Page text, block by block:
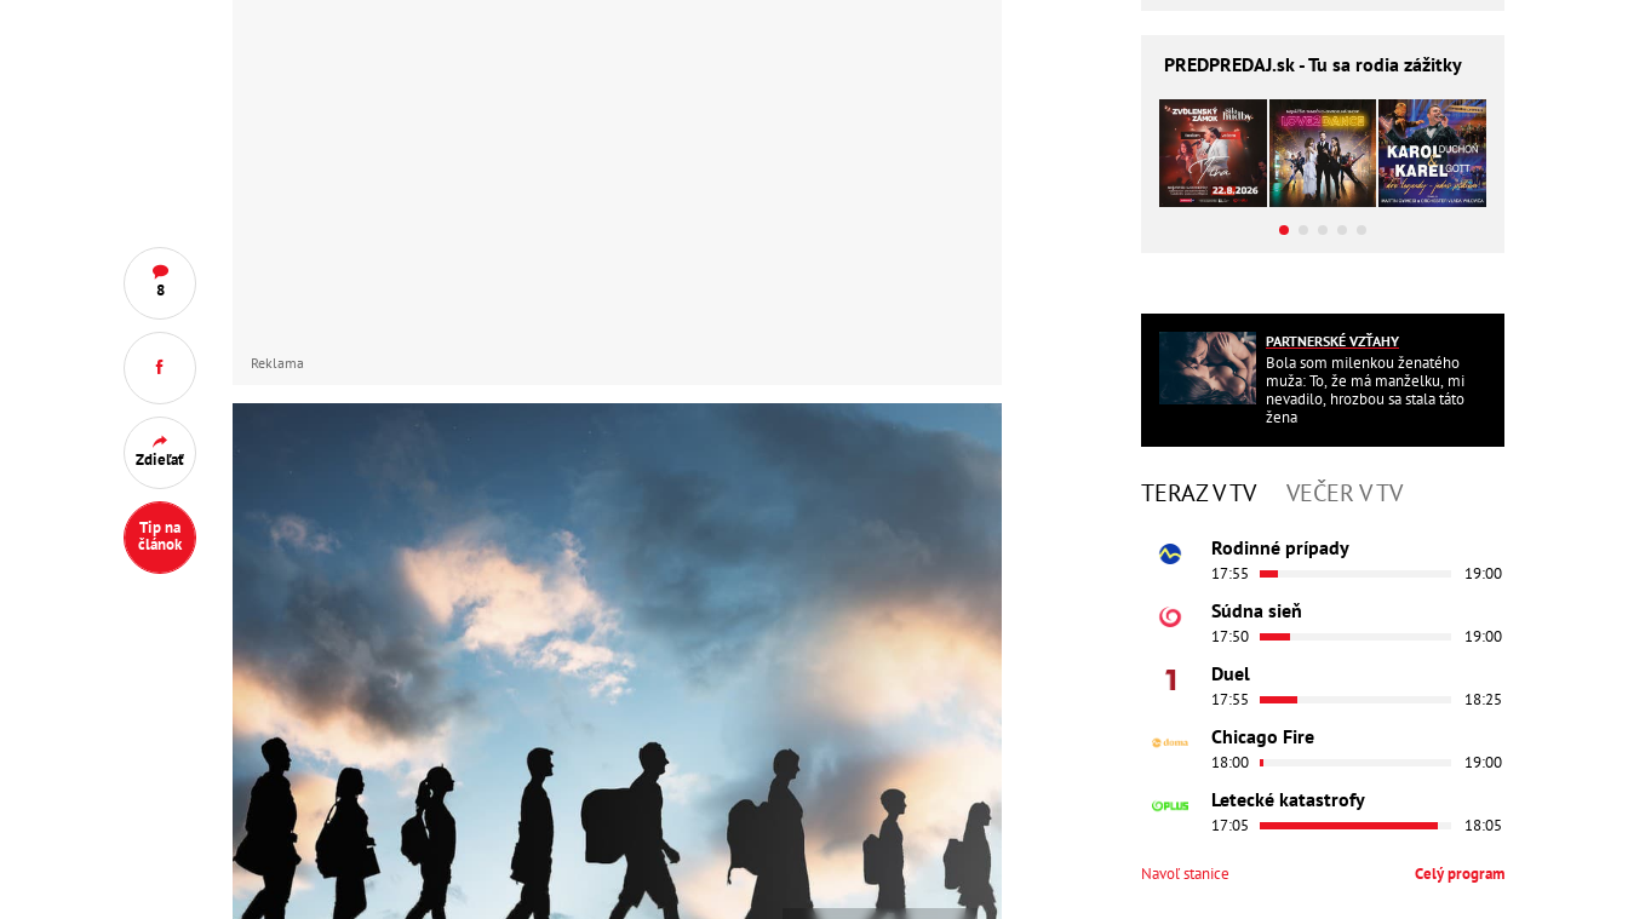
8
Zdieľať
Tip na
článok
Reklama
PREDPREDAJ.sk - Tu sa rodia zážitky
PARTNERSKÉ VZŤAHY
Bola som milenkou ženatého
muža: To, že má manželku, mi
nevadilo, hrozbou sa stala táto
žena
TERAZ V TV VEČER V TV
Rodinné prípady
17:55 19:00
Súdna sieň
17:50 19:00
Duel
17:55 18:25
Chicago Fire
18:00 19:00
Letecké katastrofy
17:05 18:05
Navoľ stanice Celý program